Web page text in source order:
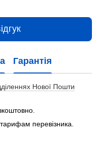
Гарантія
Нової Пошти
перевізника.